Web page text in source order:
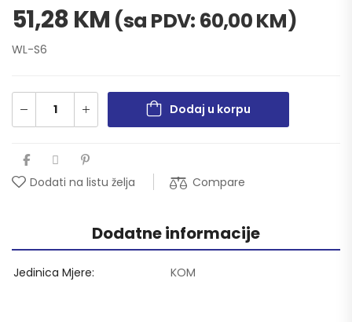
51,28KM (sa PDV: 60,00KM)
WL-S6
Dodaj u korpu
Dodati na listu želja Compare
Dodatne informacije
Jedinica Mjere KOM